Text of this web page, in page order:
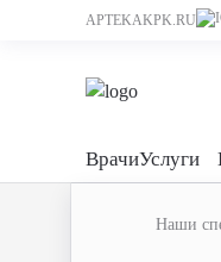
APTEKAKPK.RU
ВрачиУслуги
Наши